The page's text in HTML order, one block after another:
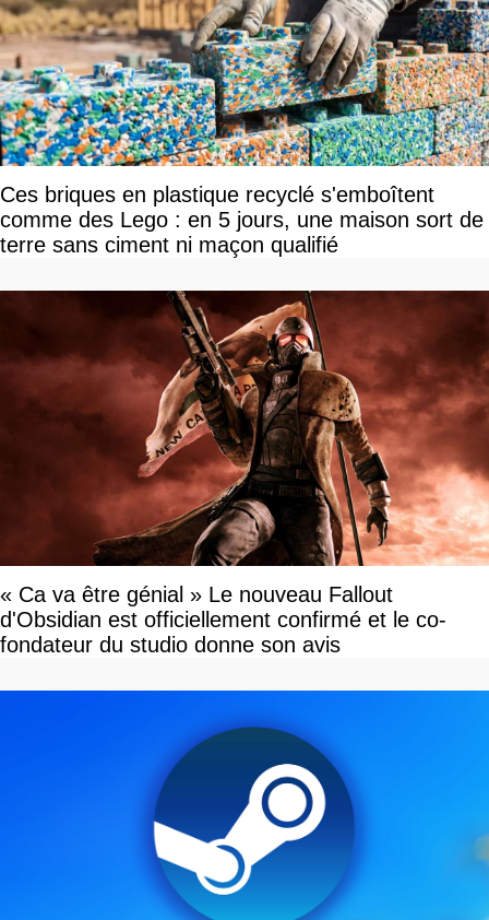
Ces briques en plastique recyclé s'emboîtent
comme des Lego : en 5 jours, une maison sort de
terre sans ciment ni maçon qualifié
« Ca va être génial » Le nouveau Fallout
d'Obsidian est officiellement confirmé et le co-
fondateur du studio donne son avis